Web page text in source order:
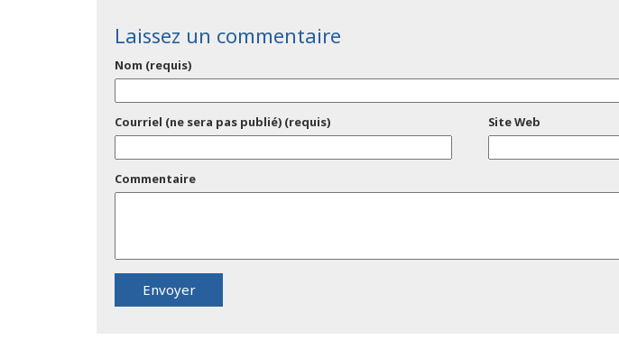
Laissez un commentaire
Nom (requis)
Courriel (ne sera pas publié) (requis) Site Web
Commentaire